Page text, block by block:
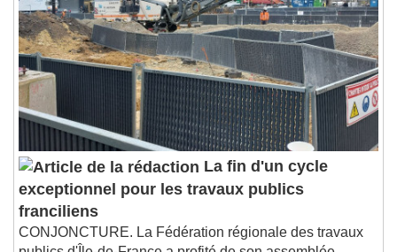
La fin d'un cycle
exceptionnel pour les travaux publics
franciliens
CONJONCTURE. La Fédération régionale des travaux